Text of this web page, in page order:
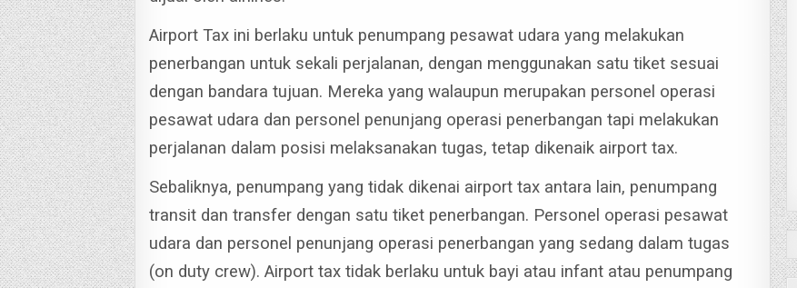
Airport Tax ini berlaku untuk penumpang pesawat udara yang melakukan
penerbangan untuk sekali perjalanan, dengan menggunakan satu tiket sesuai
dengan bandara tujuan. Mereka yang walaupun merupakan personel operasi
pesawat udara dan personel penunjang operasi penerbangan tapi melakukan
perjalanan dalam posisi melaksanakan tugas, tetap dikenaik airport tax.
Sebaliknya, penumpang yang tidak dikenai airport tax antara lain, penumpang
transit dan transfer dengan satu tiket penerbangan. Personel operasi pesawat
udara dan personel penunjang operasi penerbangan yang sedang dalam tugas
(on duty crew).Airport tax tidak berlaku untuk bayi atau infant atau penumpang